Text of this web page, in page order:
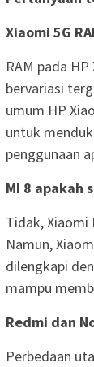
Xiaomi 5G
RAM pada
bervariasi
umum HP
untuk
penggunaan
MI 8 apakah
Tidak,
Namun,
dilengkapi
mampu
Redmi dan
Perbedaan